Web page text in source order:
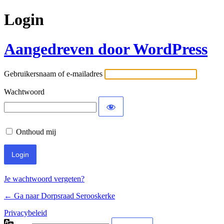
Login
Aangedreven door WordPress
Gebruikersnaam of e-mailadres
Wachtwoord
Onthoud mij
Je wachtwoord vergeten?
← Ga naar Dorpsraad Serooskerke
Privacybeleid